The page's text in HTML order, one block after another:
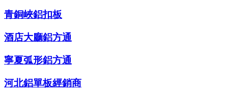
青銅峽鋁扣板
酒店大廳鋁方通
寧夏弧形鋁方通
河北鋁單板經銷商